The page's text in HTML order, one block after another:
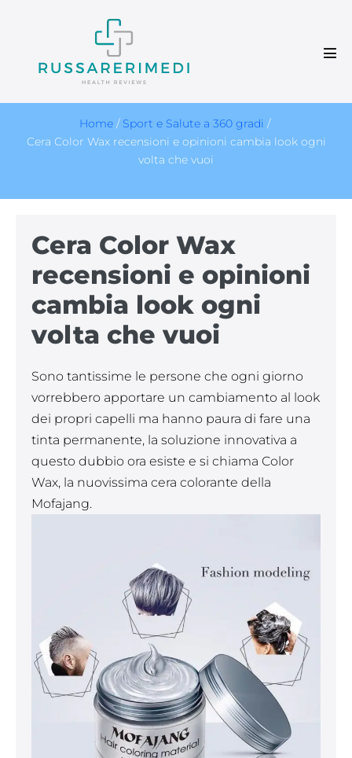
Home/ Sport e Salute a 360 gradi /
Cera Color Wax recensioni e opinioni cambia look ogni
volta che vuoi
Cera Color Wax
recensioni e opinioni
cambia look ogni
volta che vuoi
Sono tantissime le persone che ogni giorno
vorrebbero apportare un cambiamento al look
dei propri capelli ma hanno paura di fare una
tinta permanente, la soluzione innovativa a
questo dubbio ora esiste e si chiama Color
Wax, la nuovissima cera colorante della
Mofajang.